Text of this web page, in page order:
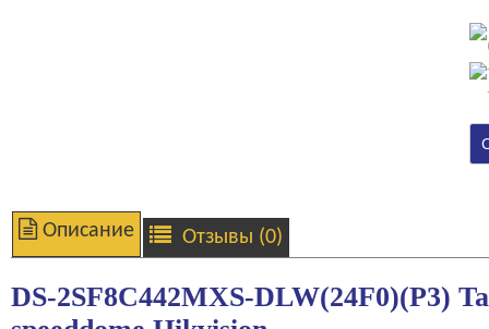
Описание Отзывы (0)
DS-2SF8C442MXS-DLW(24F0)(P3)